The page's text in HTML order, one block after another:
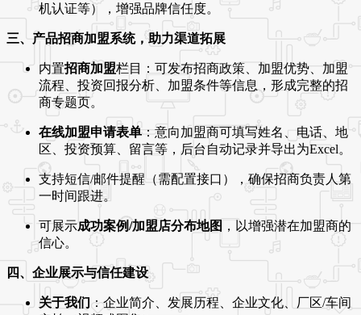
机认证等），增强品牌信任度。
三、产品招商加盟系统，助力渠道拓展
内置招商加盟栏目：可发布招商政策、加盟优势、加盟
流程、投资回报分析、加盟条件等信息，形成完整的招
商专题页。
在线加盟申请表单：意向加盟商可填写姓名、电话、地
区、投资预算、留言等，后台自动记录并导出为Excel。
支持短信/邮件提醒（需配置接口），确保招商负责人第
一时间跟进。
可展示成功案例/加盟店分布地图 ，以增强潜在加盟商的
信心。
四、企业展示与信任建设
关于我们：企业简介、发展历程、企业文化、厂区/车间